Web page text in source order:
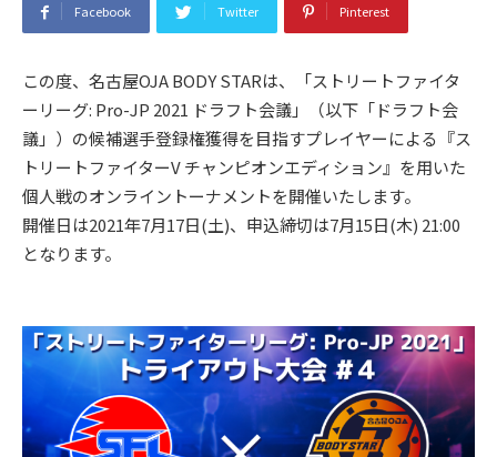
Facebook Twitter Pinterest
この度、名古屋OJA BODY STARは、「ストリートファイタ
ーリーグ: Pro-JP 2021 ドラフト会議」（以下「ドラフト会
議」）の候補選手登録権獲得を目指すプレイヤーによる『ス
トリートファイターV チャンピオンエディション』を用いた
個人戦のオンライントーナメントを開催いたします。
開催日は2021年7月17日(土)、申込締切は7月15日(木) 21:00
となります。